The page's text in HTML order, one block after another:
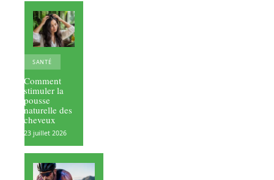
SANTÉ
Comment
stimuler la
pousse
naturelle des
cheveux
23 juillet 2026